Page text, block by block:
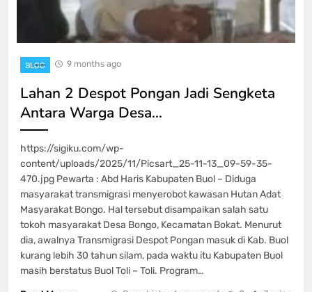
BLOG 9 months ago
Lahan 2 Despot Pongan Jadi Sengketa
Antara Warga Desa…
https://sigiku.com/wp-
content/uploads/2025/11/Picsart_25-11-13_09-59-35-
470.jpg Pewarta : Abd Haris Kabupaten Buol – Diduga
masyarakat transmigrasi menyerobot kawasan Hutan Adat
Masyarakat Bongo. Hal tersebut disampaikan salah satu
tokoh masyarakat Desa Bongo, Kecamatan Bokat. Menurut
dia, awalnya Transmigrasi Despot Pongan masuk di Kab. Buol
kurang lebih 30 tahun silam, pada waktu itu Kabupaten Buol
masih berstatus Buol Toli – Toli. Program…